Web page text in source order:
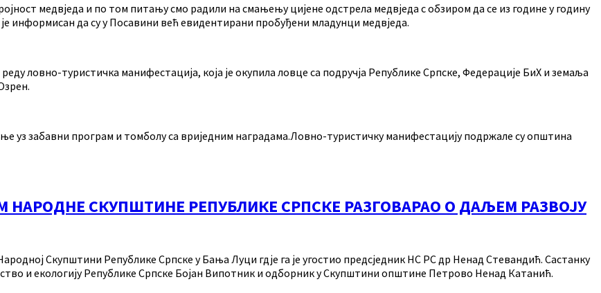
медвједа и по том питању смо радили на смањењу цијене одстрела медвједа с обзиром да се из године у годину
информисан да су у Посавини већ евидентирани пробуђени младунци медвједа.
ловно-туристичка манифестација, која је окупила ловце са подручја Републике Српске, Федерације БиХ и земаља
уз забавни програм и томболу са вриједним наградама.Ловно-туристичку манифестацију подржале су општина
СКУПШТИНЕ РЕПУБЛИКЕ СРПСКЕ РАЗГОВАРАО О ДАЉЕМ РАЗВОЈУ
Скупштини Републике Српске у Бања Луци гдје га је угостио предсједник НС РС др Ненад Стевандић. Састанку
и екологију Републике Српске Бојан Випотник и одборник у Скупштини општине Петрово Ненад Катанић.